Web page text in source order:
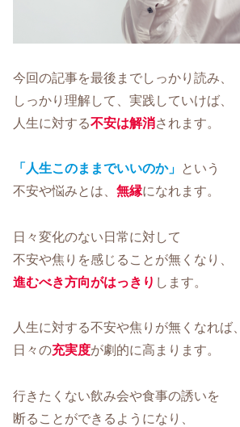
今回の記事を最後までしっかり読み、
しっかり理解して、実践していけば、
人生に対する不安は解消されます。
「人生このままでいいのか」 という
不安や悩みとは、 無縁になれます。
日々変化のない日常に対して
不安や焦りを感じることが無くなり、
進むべき方向がはっきり します。
人生に対する不安や焦りが無くなれば、
日々の充実度が劇的に高まります。
行きたくない飲み会や食事の誘いを
断ることができるようになり、